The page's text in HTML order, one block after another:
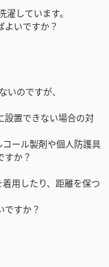
しています。
いですか？
のですが、
置できない場合の対
ール製剤や個人防護具
すか？
用したり、距離を保つ
ですか？